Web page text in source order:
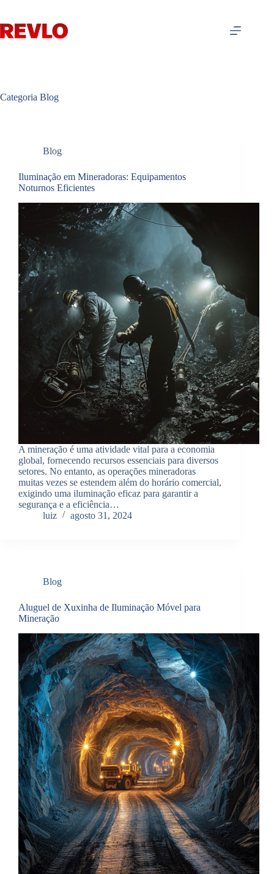
o
conteúdo
Categoria Blog
Blog
Iluminação em Mineradoras: Equipamentos
Noturnos Eficientes
A mineração é uma atividade vital para a economia
global, fornecendo recursos essenciais para diversos
setores. No entanto, as operações mineradoras
muitas vezes se estendem além do horário comercial,
exigindo uma iluminação eficaz para garantir a
segurança e a eficiência…
luiz
agosto 31, 2024
Blog
Aluguel de Xuxinha de Iluminação Móvel para
Mineração